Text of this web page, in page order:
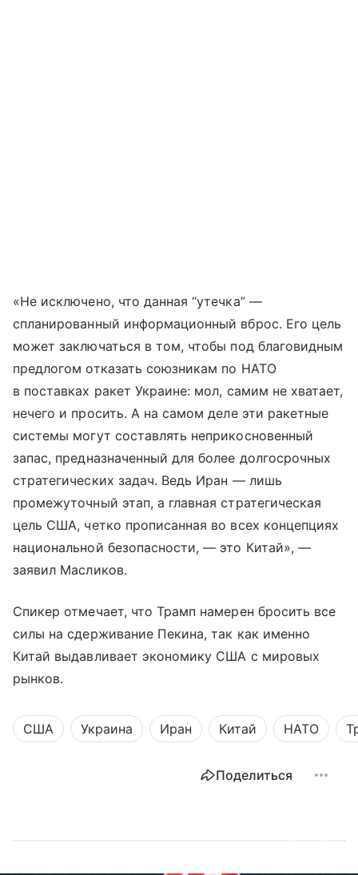
«Не исключено, что данная “утечка” —
спланированный информационный вброс. Его цель
может заключаться в том, чтобы под благовидным
предлогом отказать союзникам по НАТО
в поставках ракет Украине: мол, самим не хватает,
нечего и просить. А на самом деле эти ракетные
системы могут составлять неприкосновенный
запас, предназначенный для более долгосрочных
стратегических задач. Ведь Иран — лишь
промежуточный этап, а главная стратегическая
цель США, четко прописанная во всех концепциях
национальной безопасности, — это Китай», —
заявил Масликов.
Спикер отмечает, что Трамп намерен бросить все
силы на сдерживание Пекина, так как именно
Китай выдавливает экономику США с мировых
рынков.
США Украина Иран Китай НАТО
Поделиться